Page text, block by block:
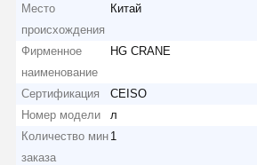
Место
происхождения
Китай
Фирменное
наименование
HG CRANE
Сертификация
CEISO
Номер модели
л
Количество мин
заказа
1